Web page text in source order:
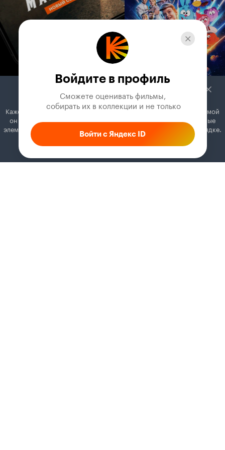
спаивать друзей – большая низость.8 из 10
Войдите в профиль
Сможете оценивать фильмы,
собирать их в коллекции и не только
Войти с Яндекс ID
Кажется, вы используете блокировщик рекламы. Вместе с рекламой
он может отключать постеры, папки с фильмами и другие важные
элементы. Добавьте Кинопоиск в исключения, и всё будет в порядке.
Как это сделать